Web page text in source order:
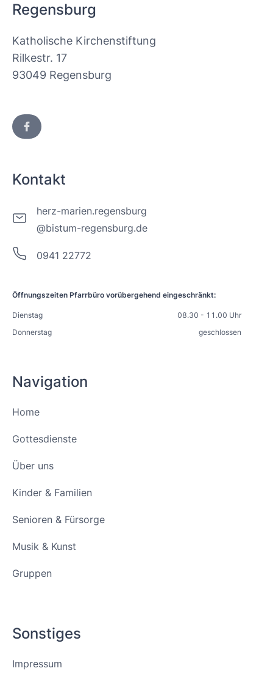
Regensburg
Katholische Kirchenstiftung
Rilkestr. 17
93049 Regensburg
Kontakt
herz-marien.regensburg
@bistum-regensburg.de
0941 22772
Öffnungszeiten Pfarrbüro vorübergehend eingeschränkt:
Dienstag
08.30 - 11.00 Uhr
Donnerstag
geschlossen
Navigation
Home
Gottesdienste
Über uns
Kinder & Familien
Senioren & Fürsorge
Musik & Kunst
Gruppen
Sonstiges
Impressum